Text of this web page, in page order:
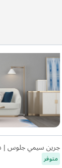
جرين سيمي جلوس |
متوفر